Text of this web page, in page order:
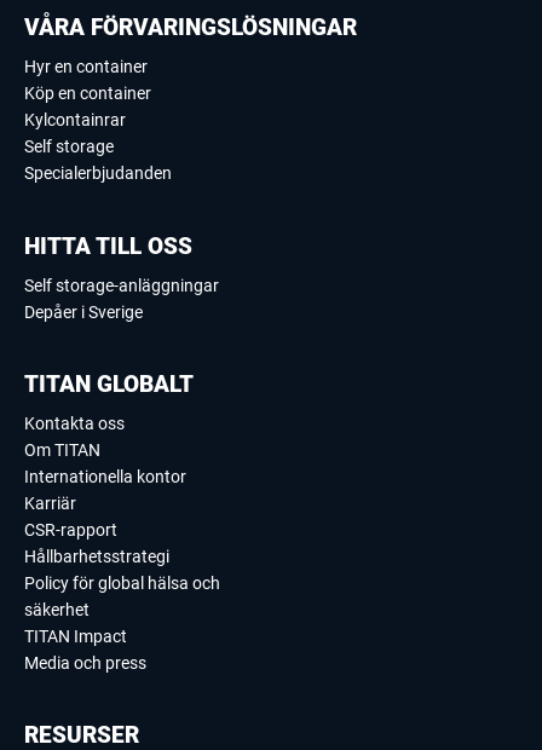
VÅRA FÖRVARINGSLÖSNINGAR
Hyr en container
Köp en container
Kylcontainrar
Self storage
Specialerbjudanden
HITTA TILL OSS
Self storage-anläggningar
Depåer i Sverige
TITAN GLOBALT
Kontakta oss
Om TITAN
Internationella kontor
Karriär
CSR-rapport
Hållbarhetsstrategi
Policy för global hälsa och
säkerhet
TITAN Impact
Media och press
RESURSER